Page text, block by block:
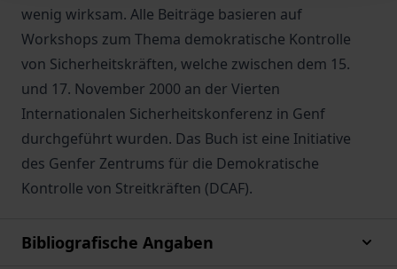
wenig wirksam. Alle Beiträge basieren auf
Workshops zum Thema demokratische Kontrolle
von Sicherheitskräften, welche zwischen dem 15.
und 17. November 2000 an der Vierten
Internationalen Sicherheitskonferenz in Genf
durchgeführt wurden. Das Buch ist eine Initiative
des Genfer Zentrums für die Demokratische
Kontrolle von Streitkräften (DCAF).
Bibliografische Angaben